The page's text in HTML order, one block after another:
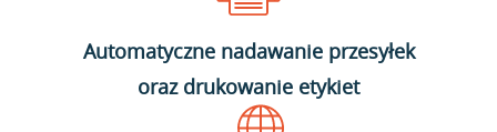
Automatyczne nadawanie przesyłek
oraz drukowanie etykiet